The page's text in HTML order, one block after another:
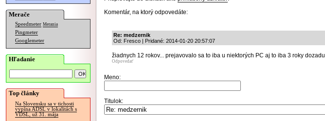
Merače
Speedmeter Merania
Pingmeter
Googlemeter
Hľadanie
Top články
Na Slovensku sa v tichosti
vypína ADSL v lokalitách s
VDSL, už 31. mája
Komentár, na ktorý odpovedáte:
Re: medzernik
Od: Fresco | Pridané: 2014-01-20 20:57:07
žiadnych 12 rokov... prejavovalo sa to iba u niektorých PC aj to iba 3 roky dozadu
Odpovedať
Meno:
Titulok: